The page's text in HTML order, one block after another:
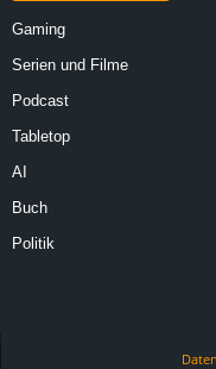
Gaming
Serien und Filme
Podcast
Tabletop
AI
Buch
Politik